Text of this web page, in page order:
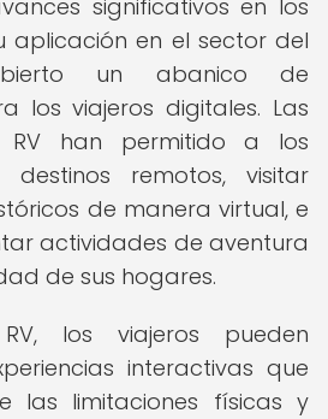
significativos en los
aplicación en el sector del
un abanico de
los viajeros digitales. Las
RV han permitido a los
destinos remotos, visitar
de manera virtual, e
actividades de aventura
de sus hogares.
los viajeros pueden
interactivas que
las limitaciones físicas y